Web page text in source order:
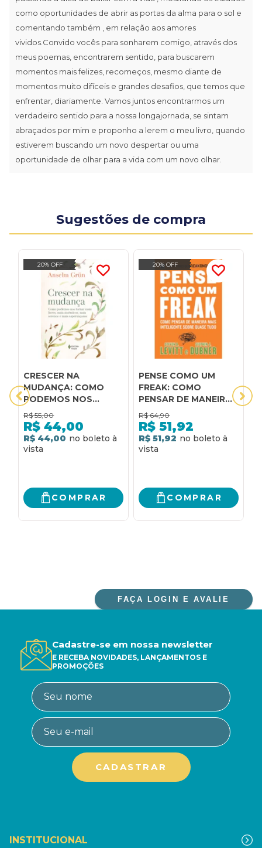
como oportunidades de abrir as portas da alma para o sol e
comentando também , em relação aos amores
vividos.Convido vocês para sonharem comigo, através dos
meus poemas, encontrarem sentido, para buscarem
momentos mais felizes, recomeços, mesmo diante de
momentos muito difíceis e grandes desafios, que temos que
enfrentar, diariamente. Vamos juntos encontrarmos um
verdadeiro sentido para a nossa longajornada, se sintam
abraçados por mim e proponho a lerem o meu livro, quando
estiverem buscando um novo despertar ou uma
oportunidade de olhar para a vida com um novo olhar.
Sugestões de compra
20% OFF
CRESCER NA
MUDANÇA: COMO
PODEMOS NOS
TORNAR MAIS LIVRES,
MAIS AUTÊNTICOS,
MAIS SERENOS E MAIS
ESPERANÇOSOS
R$ 55,00
R$ 44,00
R$ 44,00
COMPRAR
20% OFF
PENSE COMO UM
FREAK: COMO
PENSAR DE MANEIRA
MAIS INTELIGENTE
SOBRE QUASE TUDO:
COMO PENSAR DE
MANEIRA MAIS
R$ 64,90
R$ 51,92
R$ 51,92
COMPRAR
FAÇA LOGIN E AVALIE
Cadastre-se em nossa newsletter
E RECEBA NOVIDADES, LANÇAMENTOS E
PROMOÇÕES
INSTITUCIONAL